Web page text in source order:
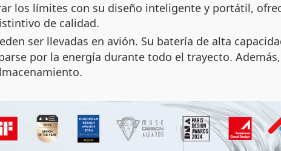
los límites con su diseño inteligente y portátil,
de calidad.
ser llevadas en avión. Su batería de alta
por la energía durante todo el trayecto.